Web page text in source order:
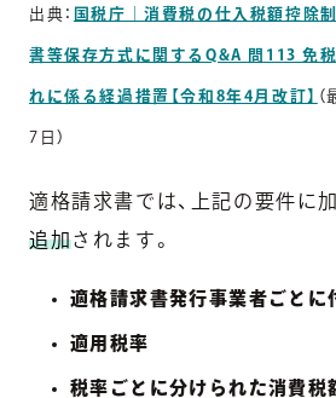
出典： 国税庁｜消費税の仕入税額控除
書等保存方式に関するQ&A 問113 免
れに係る経過措置【令和8年4月改訂】
7日）
適格請求書では、上記の要件に
追加されます。
適格請求書発行事業者ごとに
適用税率
税率ごとに分けられた消費税